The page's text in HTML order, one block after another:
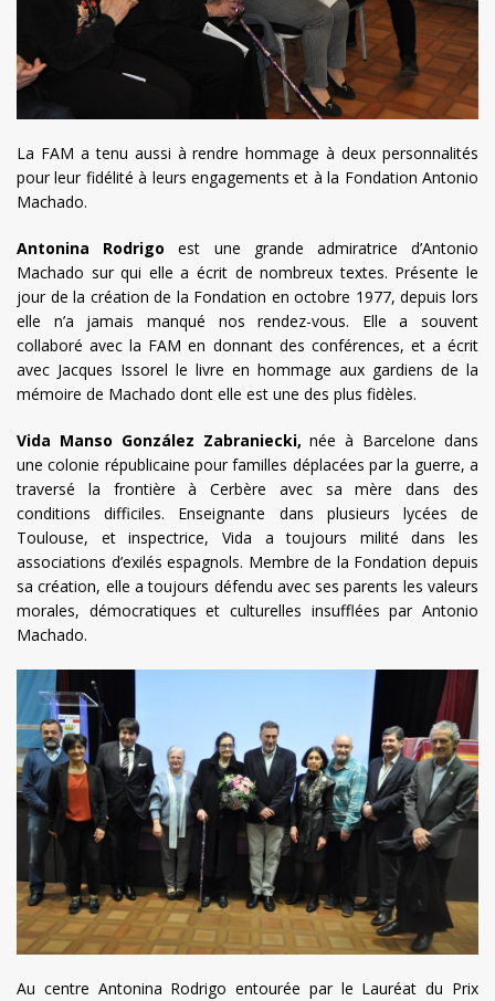
La FAM a tenu aussi à rendre hommage à deux personnalités
pour leur fidélité à leurs engagements et à la Fondation Antonio
Machado.
Antonina Rodrigoest une grande admiratrice d’Antonio
Machado sur qui elle a écrit de nombreux textes. Présente le
jour de la création de la Fondation en octobre 1977, depuis lors
elle n’a jamais manqué nos rendez-vous. Elle a souvent
collaboré avec la FAM en donnant des conférences, et a écrit
avec Jacques Issorel le livre en hommage aux gardiens de la
mémoire de Machado dont elle est une des plus fidèles.
Vida Manso González Zabraniecki,née à Barcelone dans
une colonie républicaine pour familles déplacées par la guerre, a
traversé la frontière à Cerbère avec sa mère dans des
conditions difficiles. Enseignante dans plusieurs lycées de
Toulouse, et inspectrice, Vida a toujours milité dans les
associations d’exilés espagnols. Membre de la Fondation depuis
sa création, elle a toujours défendu avec ses parents les valeurs
morales, démocratiques et culturelles insufflées par Antonio
Machado.
Au centre Antonina Rodrigo entourée par le Lauréat du Prix